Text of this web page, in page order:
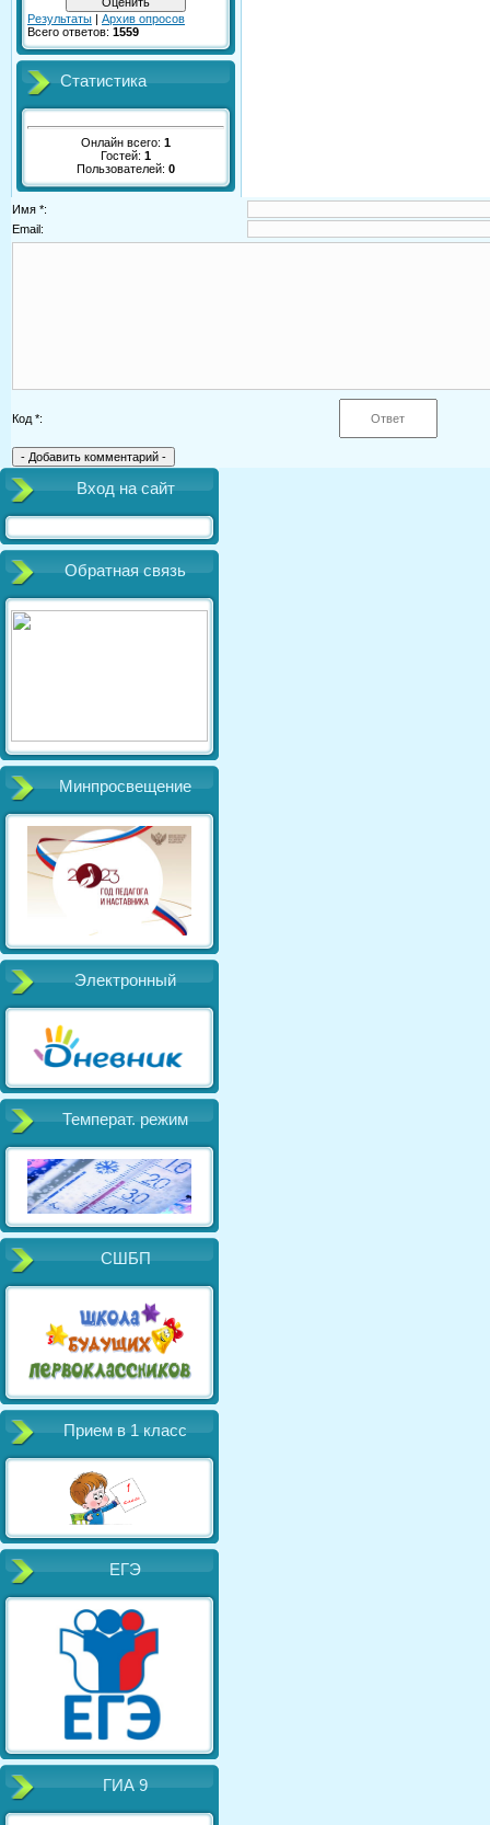
Результаты | Архив опросов
Всего ответов: 1559
Статистика
Онлайн всего: 1
Гостей: 1
Пользователей: 0
Имя *:
Email:
Код *:
Вход на сайт
Обратная связь
Минпросвещение
Электронный
Температ. режим
СШБП
Прием в 1 класс
ЕГЭ
ГИА 9